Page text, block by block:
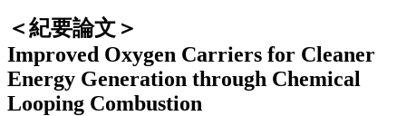
＜紀要論文＞
Improved Oxygen Carriers for Cleaner
Energy Generation through Chemical
Looping Combustion